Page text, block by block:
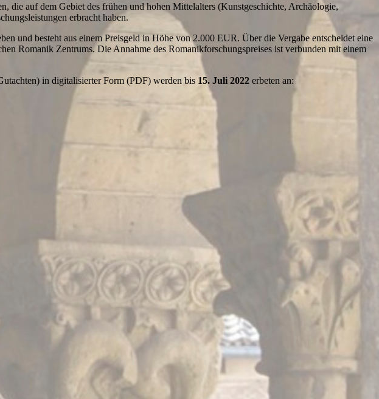
die auf dem Gebiet des frühen und hohen Mittelalters (Kunstgeschichte, Archäologie,
erbracht haben.
und besteht aus einem Preisgeld in Höhe von 2.000 EUR. Über die Vergabe entscheidet eine
Romanik Zentrums. Die Annahme des Romanikforschungspreises ist verbunden mit einem
in digitalisierter Form (PDF) werden bis 15. Juli 2022 erbeten an: